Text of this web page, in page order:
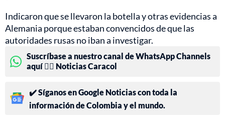
Indicaron que se llevaron la botella y otras evidencias a
Alemania porque estaban convencidos de que las
autoridades rusas no iban a investigar.
Suscríbase a nuestro canal de WhatsApp Channels
aquí 👉🏻 Noticias Caracol
✔️ Síganos en Google Noticias con toda la
información de Colombia y el mundo.